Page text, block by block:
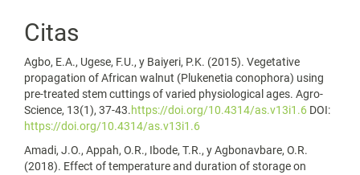
Citas
Agbo, E.A., Ugese, F.U., y Baiyeri, P.K. (2015). Vegetative
propagation of African walnut (Plukenetia conophora) using
pre-treated stem cuttings of varied physiological ages. Agro-
Science, 13(1), 37-43.https://doi.org/10.4314/as.v13i1.6 DOI:
https://doi.org/10.4314/as.v13i1.6
Amadi, J.O., Appah, O.R., Ibode, T.R., y Agbonavbare, O.R.
(2018). Effect of temperature and duration of storage on